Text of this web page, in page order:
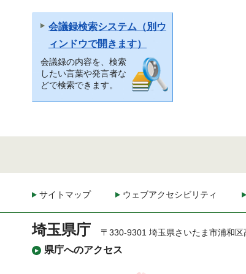
会議録検索システム（別ウ
ィンドウで開きます）
会議録の内容を、検索
したい言葉や発言者な
どで検索できます。
サイトマップ ウェブアクセシビリティ
埼玉県庁
県庁へのアクセス
〒330-9301 埼玉県さいたま市浦和